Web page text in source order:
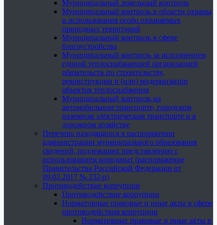
Муниципальный земельный контроль
Муниципальный контроль в области охраны
и использования особо охраняемых
природных территорий
Муниципальный контроль в сфере
благоустройства
Муниципальный контроль за исполнением
единой теплоснабжающей организацией
обязательств по строительству,
реконструкции и (или) модернизации
объектов теплоснабжения
Муниципальный контроль на
автомобильном транспорте, городском
наземном электрическом транспорте и в
дорожном хозяйстве
Перечень находящихся в распоряжении
администрации муниципального образования
сведений, подлежащих представлению с
использованием координат (распоряжение
Правительства Российской Федерации от
09.02.2017 № 232-р)
Противодействие коррупции
Противодействие коррупции
Нормативные правовые и иные акты в сфере
противодействия коррупции
Нормативные правовые и иные акты в